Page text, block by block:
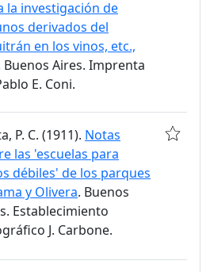
la investigación de
derivados del
en los vinos, etc.,
Buenos Aires. Imprenta
E. Coni.
P. C. (1911). Notas
las 'escuelas para
débiles' de los parques
y Olivera. Buenos
Establecimiento
J. Carbone.